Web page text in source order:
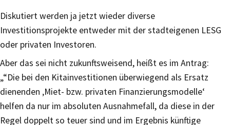
Diskutiert werden ja jetzt wieder diverse
Investitionsprojekte entweder mit der stadteigenen LESG
oder privaten Investoren.
Aber das sei nicht zukunftsweisend, heißt es im Antrag:
„“Die bei den Kitainvestitionen überwiegend als Ersatz
dienenden ‚Miet- bzw. privaten Finanzierungsmodelle‘
helfen da nur im absoluten Ausnahmefall, da diese in der
Regel doppelt so teuer sind und im Ergebnis künftige